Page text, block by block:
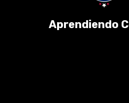
Aprendiendo